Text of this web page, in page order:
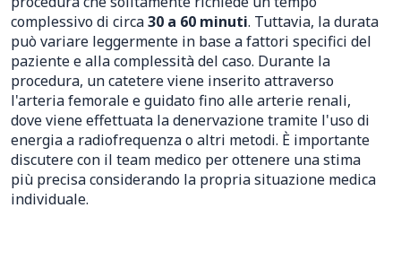
complessivo di circa30 a 60 minuti. Tuttavia, la durata
può variare leggermente in base a fattori specifici del
paziente e alla complessità del caso. Durante la
procedura, un catetere viene inserito attraverso
l'arteria femorale e guidato fino alle arterie renali,
dove viene effettuata la denervazione tramite l'uso di
energia a radiofrequenza o altri metodi. È importante
discutere con il team medico per ottenere una stima
più precisa considerando la propria situazione medica
individuale.